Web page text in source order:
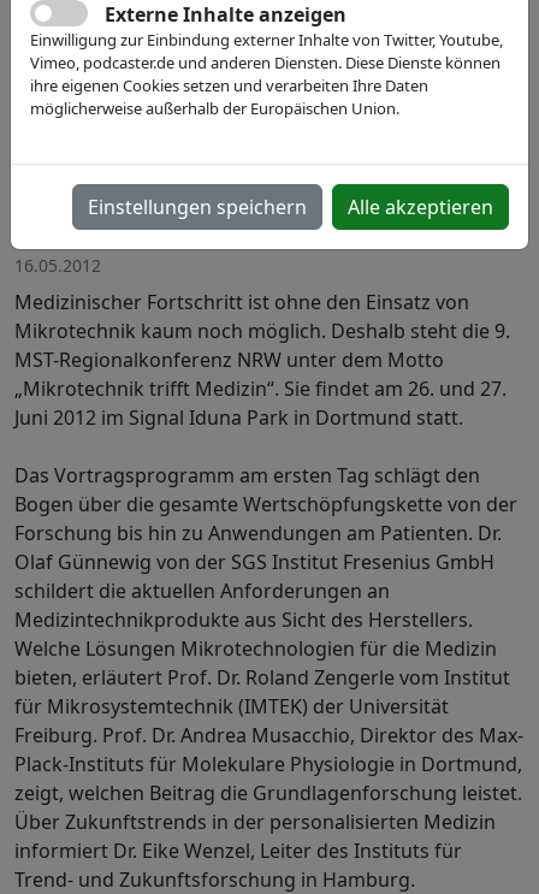
Quelle: Wirtschaftsförderung Dortmund
16.05.2012
Medizinischer Fortschritt ist ohne den Einsatz von
Mikrotechnik kaum noch möglich. Deshalb steht die 9.
MST-Regionalkonferenz NRW unter dem Motto
„Mikrotechnik trifft Medizin“. Sie findet am 26. und 27.
Juni 2012 im Signal Iduna Park in Dortmund statt.
Das Vortragsprogramm am ersten Tag schlägt den
Bogen über die gesamte Wertschöpfungskette von der
Forschung bis hin zu Anwendungen am Patienten. Dr.
Olaf Günnewig von der SGS Institut Fresenius GmbH
schildert die aktuellen Anforderungen an
Medizintechnikprodukte aus Sicht des Herstellers.
Welche Lösungen Mikrotechnologien für die Medizin
bieten, erläutert Prof. Dr. Roland Zengerle vom Institut
für Mikrosystemtechnik (IMTEK) der Universität
Freiburg. Prof. Dr. Andrea Musacchio, Direktor des Max-
Plack-Instituts für Molekulare Physiologie in Dortmund,
zeigt, welchen Beitrag die Grundlagenforschung leistet.
Über Zukunftstrends in der personalisierten Medizin
informiert Dr. Eike Wenzel, Leiter des Instituts für
Trend- und Zukunftsforschung in Hamburg.
Externe Inhalte anzeigen
Einwilligung zur Einbindung externer Inhalte von Twitter, Youtube,
Vimeo, podcaster.de und anderen Diensten. Diese Dienste können
ihre eigenen Cookies setzen und verarbeiten Ihre Daten
möglicherweise außerhalb der Europäischen Union.
Einstellungen speichern Alle akzeptieren